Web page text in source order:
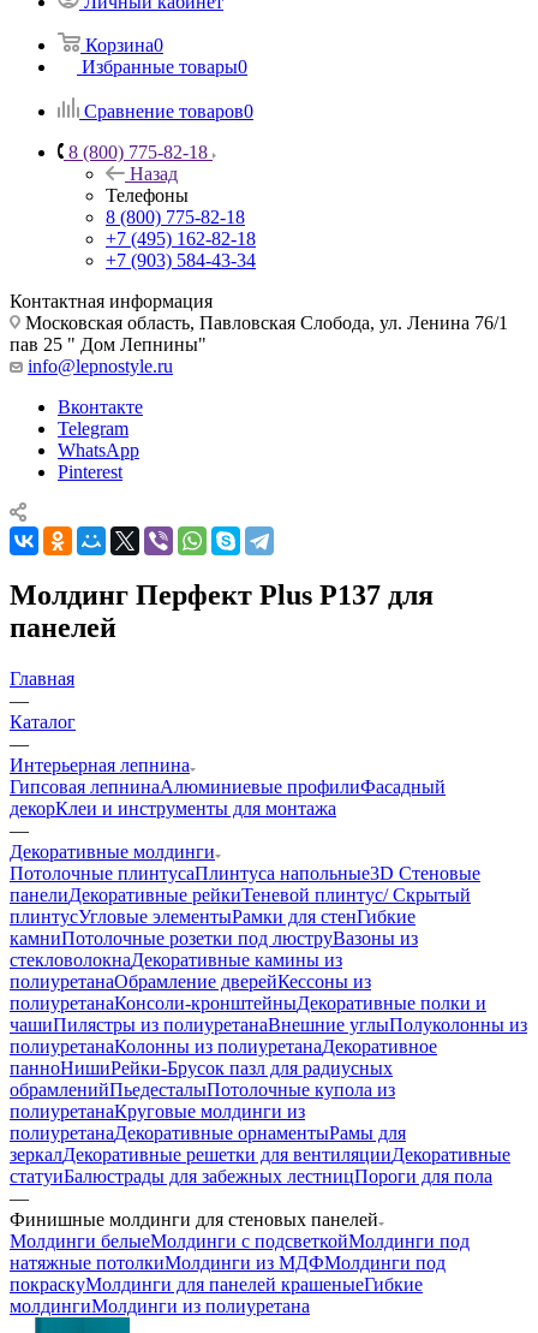
Корзина0
Избранные товары0
Сравнение товаров0
8 (800) 775-82-18
Назад
Телефоны
8 (800) 775-82-18
+7 (495) 162-82-18
+7 (903) 584-43-34
Контактная информация
Московская область, Павловская Слобода, ул. Ленина 76/1
пав 25 " Дом Лепнины"
info@lepnostyle.ru
Вконтакте
Telegram
WhatsApp
Pinterest
Молдинг Перфект Plus Р137 для
панелей
Главная
—
Каталог
—
Интерьерная лепнина
Гипсовая лепнинаАлюминиевые профилиФасадный
декорКлеи и инструменты для монтажа
—
Декоративные молдинги
Потолочные плинтусаПлинтуса напольные3D Стеновые
панелиДекоративные рейкиТеневой плинтус/ Скрытый
плинтусУгловые элементыРамки для стенГибкие
камниПотолочные розетки под люструВазоны из
стекловолокнаДекоративные камины из
полиуретанаОбрамление дверейКессоны из
полиуретанаКонсоли-кронштейныДекоративные полки и
чашиПилястры из полиуретанаВнешние углыПолуколонны из
полиуретанаКолонны из полиуретанаДекоративное
панноНишиРейки-Брусок пазл для радиусных
обрамленийПьедесталыПотолочные купола из
полиуретанаКруговые молдинги из
полиуретанаДекоративные орнаментыРамы для
зеркалДекоративные решетки для вентиляцииДекоративные
статуиБалюстрады для забежных лестницПороги для пола
—
Финишные молдинги для стеновых панелей
Молдинги белыеМолдинги с подсветкойМолдинги под
натяжные потолкиМолдинги из МДФМолдинги под
покраскуМолдинги для панелей крашеныеГибкие
молдингиМолдинги из полиуретана